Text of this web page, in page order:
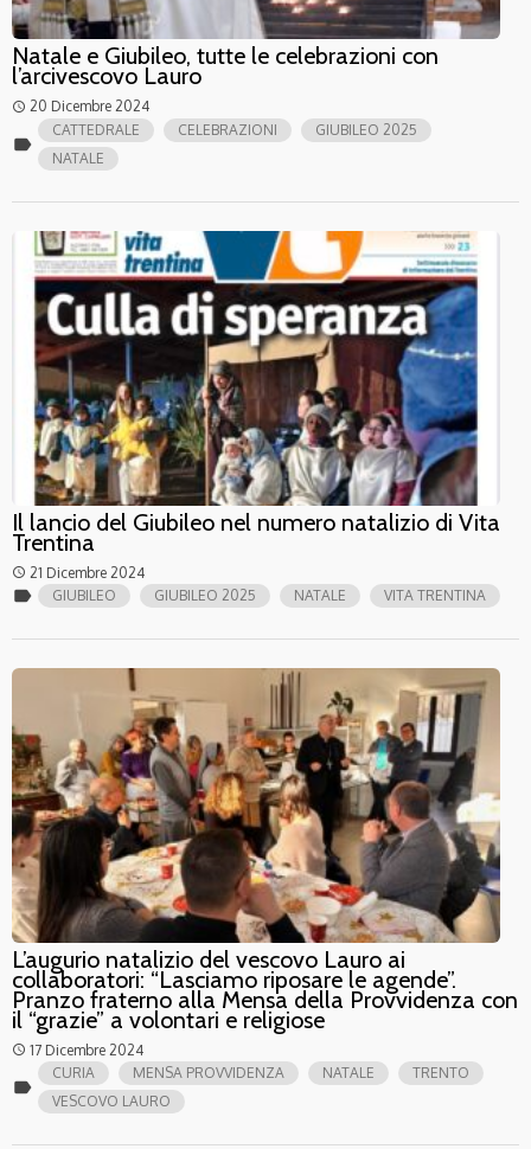
Natale e Giubileo, tutte le celebrazioni con
l’arcivescovo Lauro
access_time 20 Dicembre 2024
label
CATTEDRALE CELEBRAZIONI
GIUBILEO 2025
NATALE
Il lancio del Giubileo nel numero natalizio di Vita
Trentina
access_time 21 Dicembre 2024
label GIUBILEO GIUBILEO 2025 NATALE VITA TRENTINA
L’augurio natalizio del vescovo Lauro ai
collaboratori: “Lasciamo riposare le agende”.
Pranzo fraterno alla Mensa della Provvidenza con
il “grazie” a volontari e religiose
access_time 17 Dicembre 2024
label
CURIA MENSA PROVVIDENZA NATALE
TRENTO
VESCOVO LAURO